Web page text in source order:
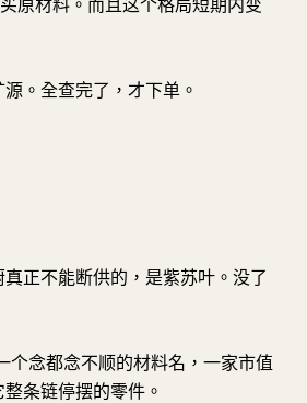
原材料。而且这个格局短期内变
。全查完了，才下单。
正不能断供的，是紫苏叶。没了
念都念不顺的材料名，一家市值
条链停摆的零件。